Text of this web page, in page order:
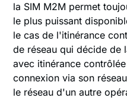
la SIM M2M permet
le plus puissant
le cas de l'itinérance
de réseau qui décide de
avec itinérance
connexion via son
le réseau d'un autre